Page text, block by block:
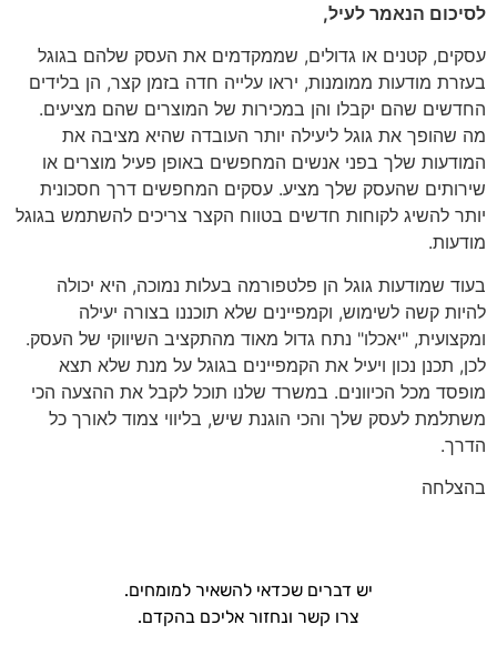
לסיכום הנאמר לעיל,
עסקים, קטנים או גדולים, שממקדמים את העסק שלהם בגוגל
בעזרת מודעות ממומנות, יראו עלייה חדה בזמן קצר, הן בלידים
החדשים שהם יקבלו והן במכירות של המוצרים שהם מציעים.
מה שהופך את גוגל ליעילה יותר העובדה שהיא מציבה את
המודעות שלך בפני אנשים המחפשים באופן פעיל מוצרים או
שירותים שהעסק שלך מציע. עסקים המחפשים דרך חסכונית
יותר להשיג לקוחות חדשים בטווח הקצר צריכים להשתמש בגוגל
מודעות.
בעוד שמודעות גוגל הן פלטפורמה בעלות נמוכה, היא יכולה
להיות קשה לשימוש, וקמפיינים שלא תוכננו בצורה יעילה
ומקצועית, "יאכלו" נתח גדול מאוד מהתקציב השיווקי של העסק.
לכן, תכנן נכון ויעיל את הקמפיינים בגוגל על מנת שלא תצא
מופסד מכל הכיוונים. במשרד שלנו תוכל לקבל את ההצעה הכי
משתלמת לעסק שלך והכי הוגנת שיש, בליווי צמוד לאורך כל
הדרך.
בהצלחה
יש דברים שכדאי להשאיר למומחים.
צרו קשר ונחזור אליכם בהקדם.